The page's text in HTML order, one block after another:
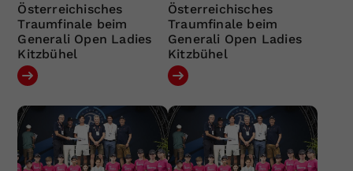
Österreichisches
Traumfinale beim
Generali Open Ladies
Kitzbühel
Österreichisches
Traumfinale beim
Generali Open Ladies
Kitzbühel